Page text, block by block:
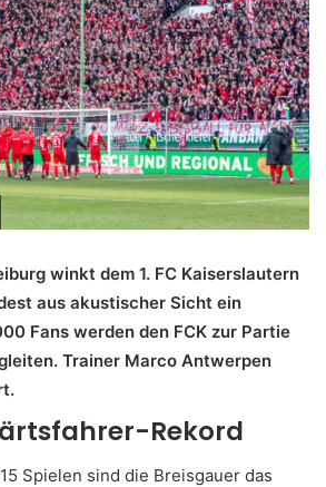
winkt dem 1. FC Kaiserslautern
aus akustischer Sicht ein
Fans werden den FCK zur Partie
Trainer Marco Antwerpen
Rekord
Spielen sind die Breisgauer das